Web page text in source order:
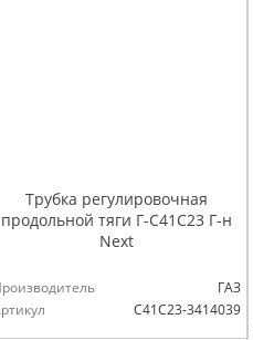
Трубка регулировочная
продольной тяги Г-С41С23 Г-н
Next
ГАЗ
С41С23-3414039